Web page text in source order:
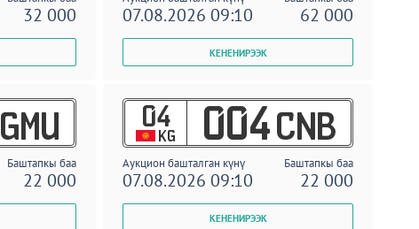
32 000 07.08.2026 09:10 62 000
GMU
Баштапкы баа
22 000
04
KG 004 CNB
Аукцион башталган күнү Баштапкы баа
07.08.2026 09:10 22 000